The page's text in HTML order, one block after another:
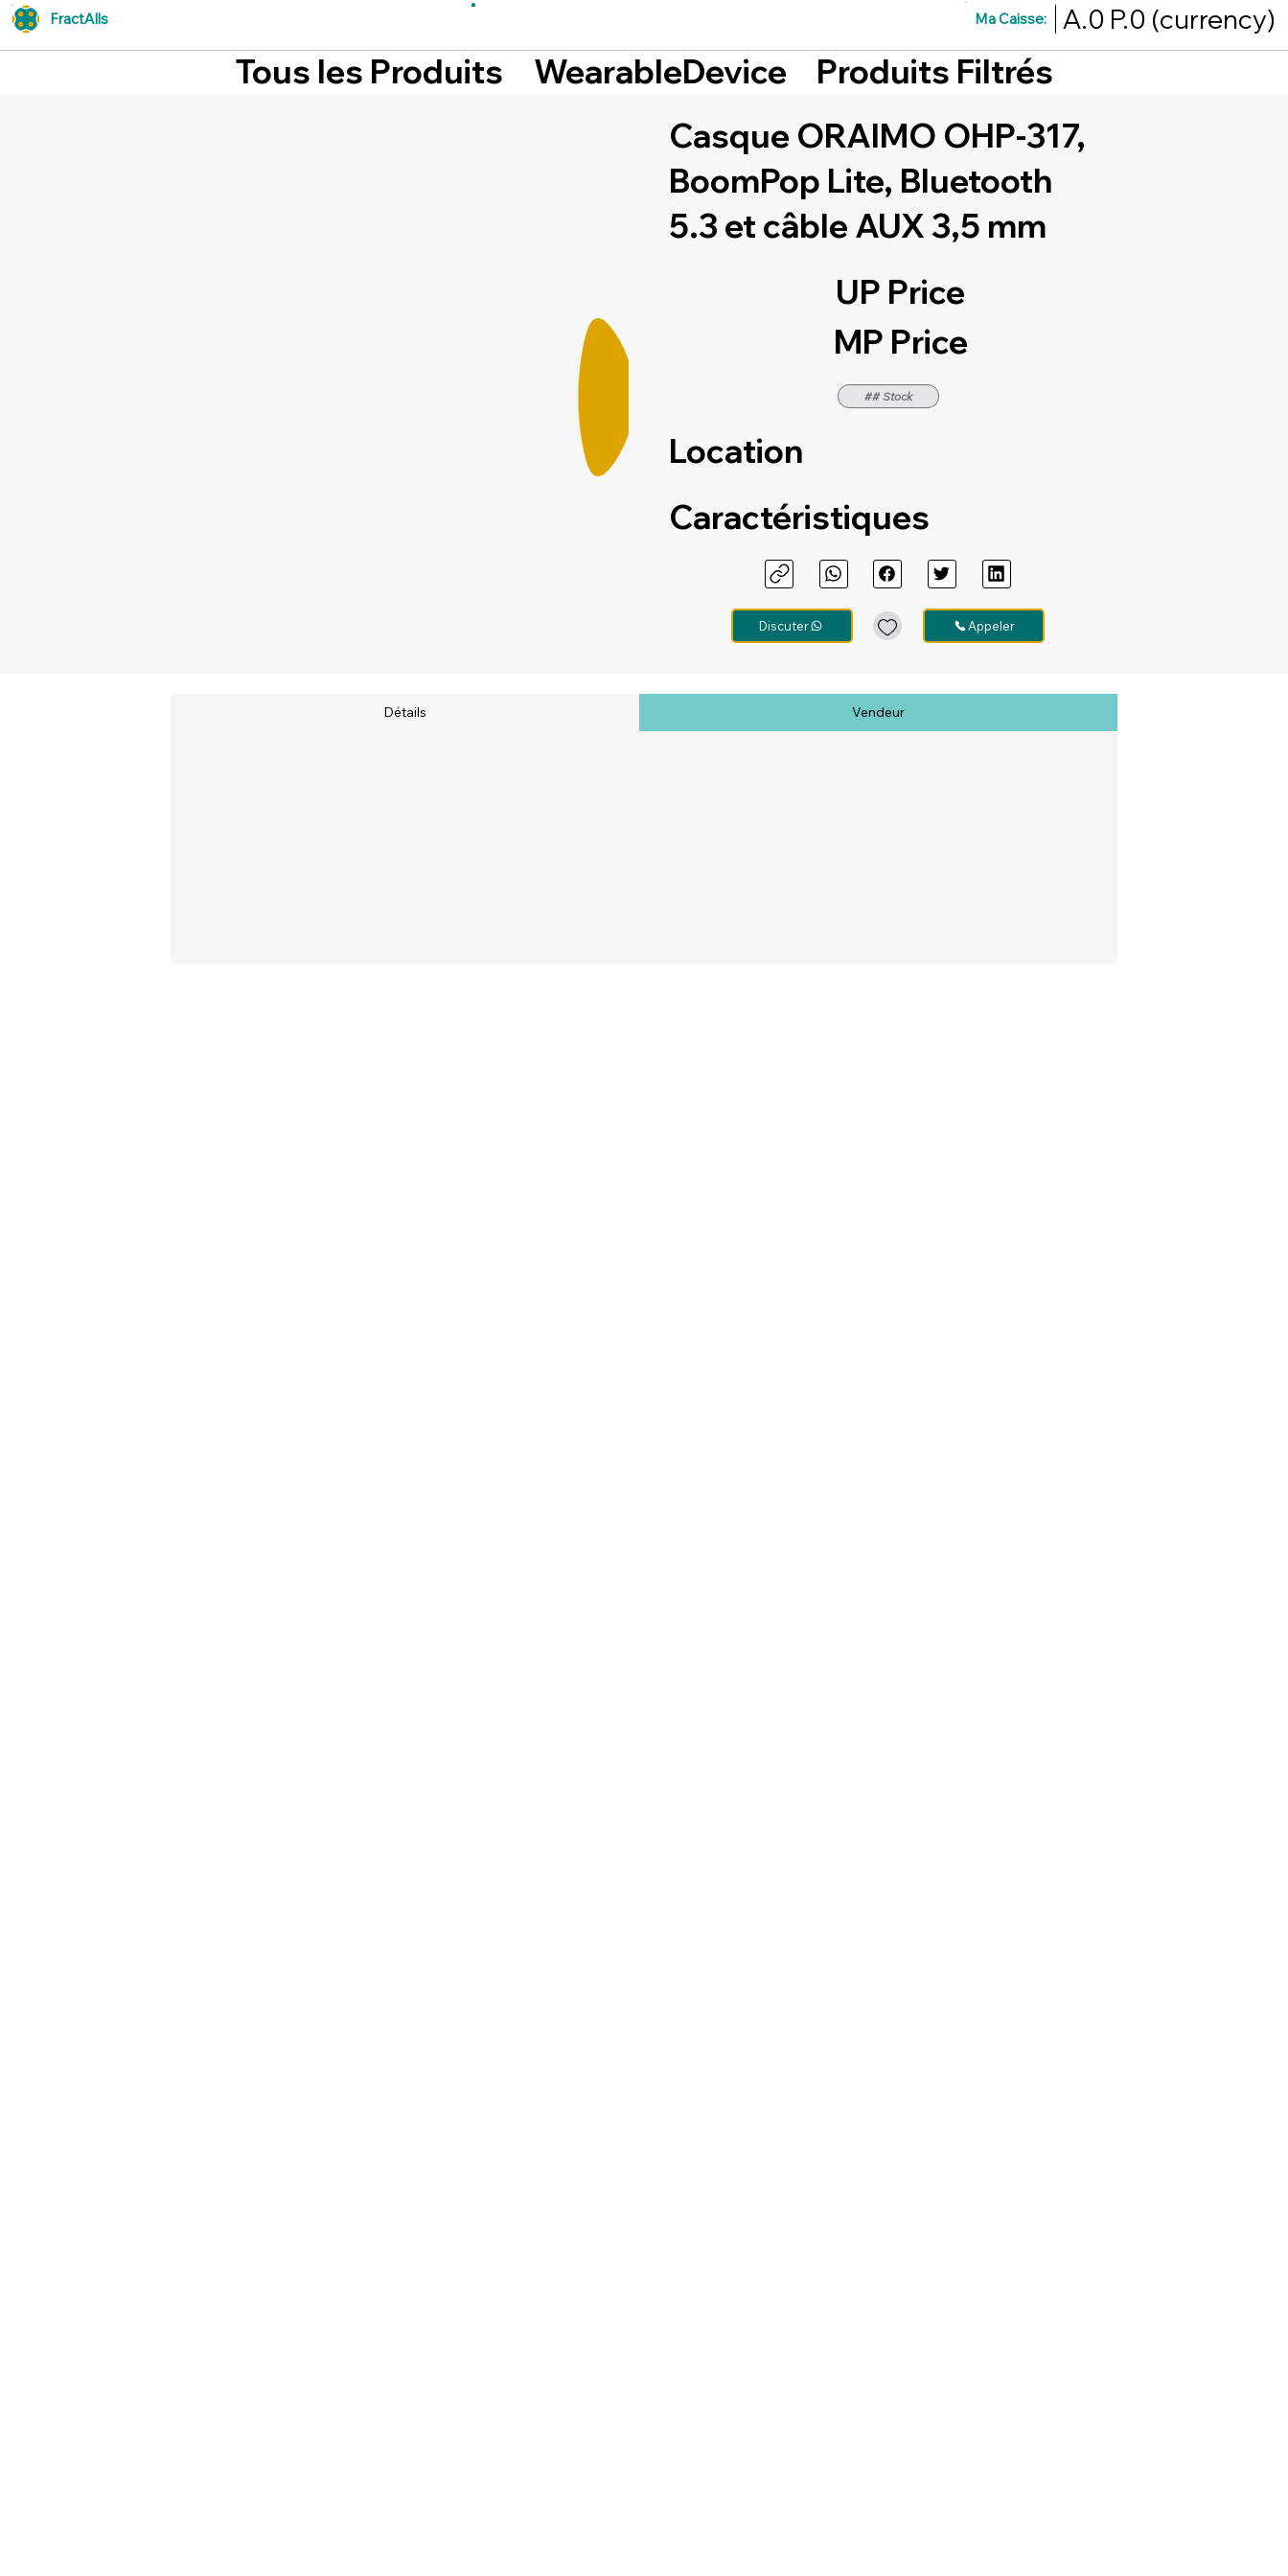
FractAlls Ma Caisse: A.0 P.0 (currency)
Tous les Produits WearableDevice
Produits Filtrés
Casque ORAIMO OHP-317,
BoomPop Lite, Bluetooth
5.3 et câble AUX 3,5 mm
UP Price
MP Price
## Stock
Location
Caractéristiques
Discuter Appeler
Détails Vendeur